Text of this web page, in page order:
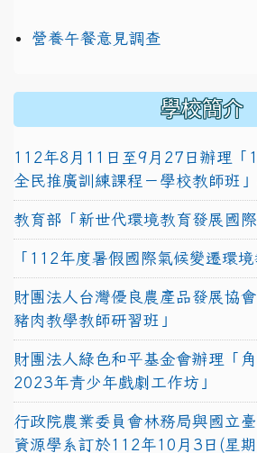
營養午餐意見調查
學校簡介
112年8月11日至9月27日辦理「
全民推廣訓練課程－學校教師班
教育部「新世代環境教育發展國際
「112年度暑假國際氣候變遷環境
財團法人台灣優良農產品發展協
豬肉教學教師研習班」
財團法人綠色和平基金會辦理「
2023年青少年戲劇工作坊」
行政院農業委員會林務局與國立
資源學系訂於112年10月3日(星